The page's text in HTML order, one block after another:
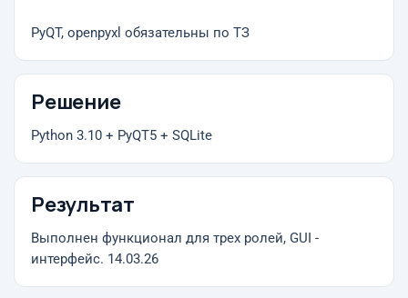
PyQT, openpyxl обязательны по ТЗ
Решение
Python 3.10 + PyQT5 + SQLite
Результат
Выполнен функционал для трех ролей, GUI -
интерфейс. 14.03.26